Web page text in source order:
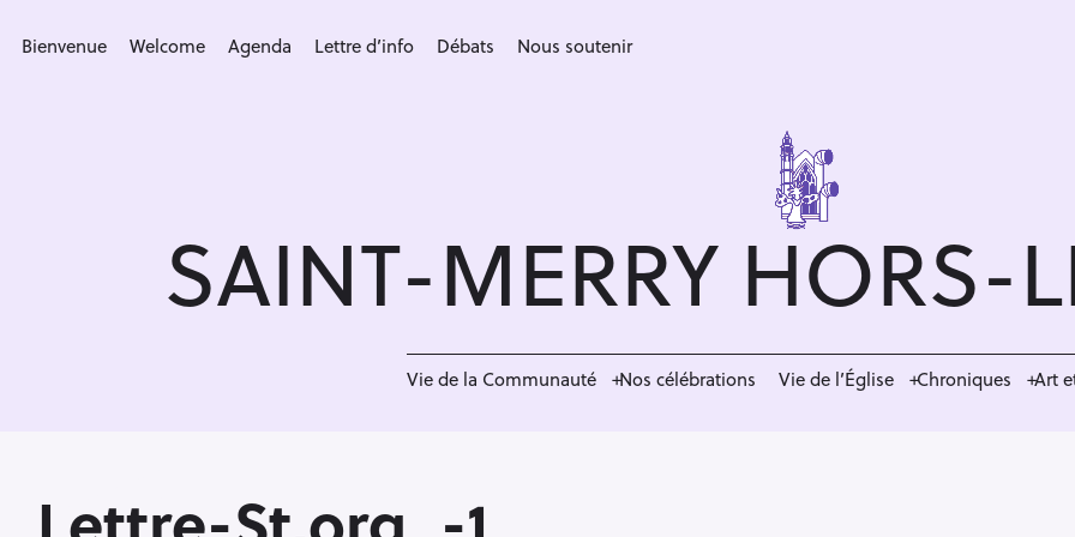
Bienvenue Welcome Agenda Lettre d’info Débats Nous soutenir
SAINT-MERRY HORS-
Vie de la Communauté Nos célébrations Vie de l’Église Chroniques Art